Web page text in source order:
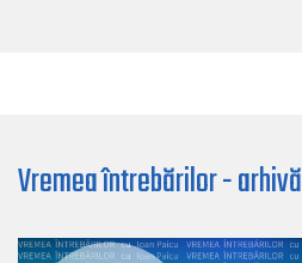
Vremea întrebărilor - arhivă